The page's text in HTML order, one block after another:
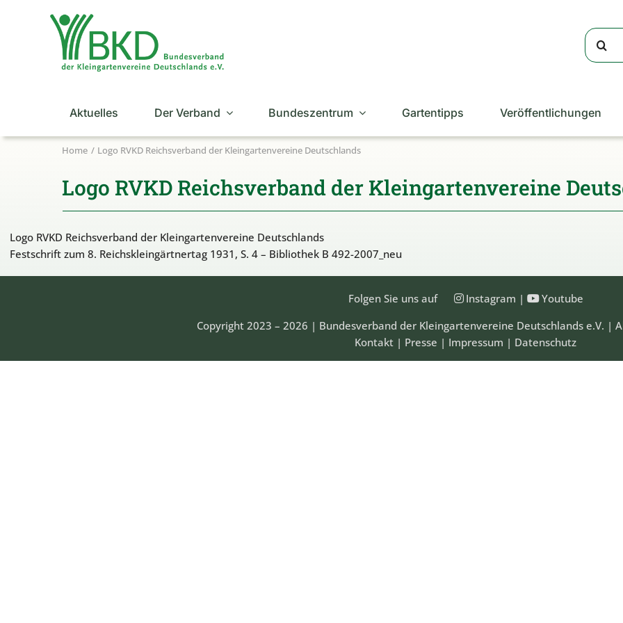
Suche
nach:
Aktuelles Der Verband Bundeszentrum Gartentipps Veröffentlichungen
Home Logo RVKD Reichsverband der Kleingartenvereine Deutschlands
Logo RVKD Reichsverband der Kleingartenvereine
Logo RVKD Reichsverband der Kleingartenvereine Deutschlands
Festschrift zum 8. Reichskleingärtnertag 1931, S. 4 – Bibliothek B 492-2007_neu
Folgen Sie uns auf Instagram |
Youtube
Copyright 2023 – 2026 | Bundesverband der Kleingartenvereine Deutschlands e.V. |
Kontakt | Presse | Impressum | Datenschutz